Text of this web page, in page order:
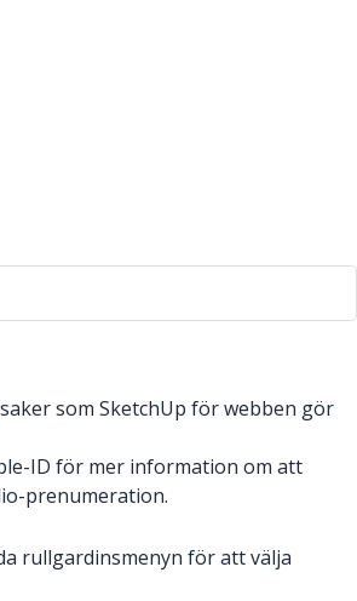
som SketchUp för webben gör
ID för mer information om att
prenumeration.
rullgardinsmenyn för att välja